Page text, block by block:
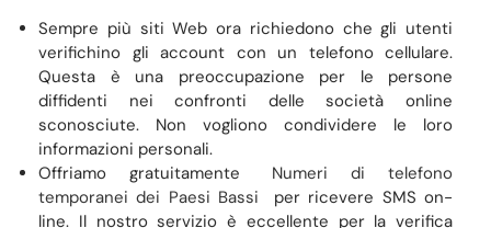
Sempre più siti Web ora richiedono che gli utenti
verifichino gli account con un telefono cellulare.
Questa è una preoccupazione per le persone
diffidenti nei confronti delle società online
sconosciute. Non vogliono condividere le loro
informazioni personali.
Offriamo gratuitamente
Numeri di telefono
temporanei dei Paesi Bassi
per ricevere SMS on-
line. Il nostro servizio è eccellente per la verifica